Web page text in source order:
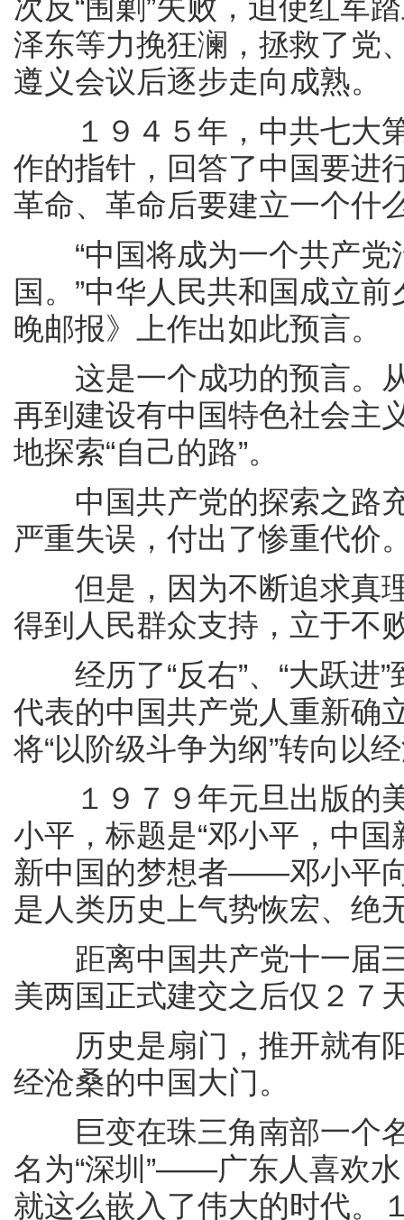
次反“围剿”失败，迫使红军
泽东等力挽狂澜，拯救了党
遵义会议后逐步走向成熟。
１９４５年，中共七大第
作的指针，回答了中国要进
革命、革命后要建立一个什
“中国将成为一个共产党
国。”中华人民共和国成立
晚邮报》上作出如此预言。
这是一个成功的预言。从
再到建设有中国特色社会主
地探索“自己的路”。
中国共产党的探索之路充
严重失误，付出了惨重代价
但是，因为不断追求真理
得到人民群众支持，立于不
经历了“反右”、“大跃进”
代表的中国共产党人重新确
将“以阶级斗争为纲”转向以
１９７９年元旦出版的美
小平，标题是“邓小平，中
新中国的梦想者——邓小平
是人类历史上气势恢宏、绝
距离中国共产党十一届三
美两国正式建交之后仅２７
历史是扇门，推开就有阳
经沧桑的中国大门。
巨变在珠三角南部一个名
名为“深圳”——广东人喜欢
就这么嵌入了伟大的时代。